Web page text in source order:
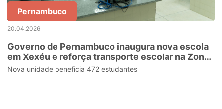
Pernambuco
20.04.2026
Governo de Pernambuco inaugura nova escola
em Xexéu e reforça transporte escolar na Zona
da Mata
Nova unidade beneficia 472 estudantes